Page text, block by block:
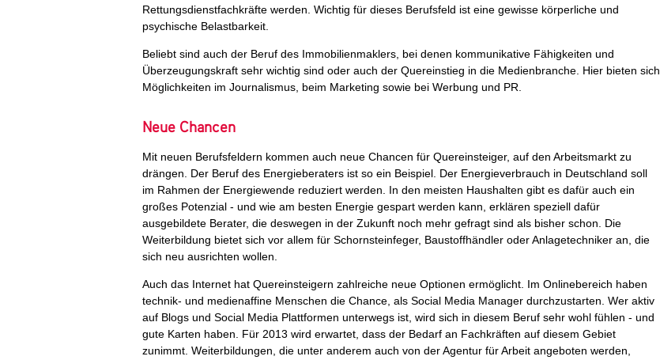
Rettungsdienstfachkräfte werden. Wichtig für dieses Berufsfeld ist eine gewisse körperliche und
psychische Belastbarkeit.
Beliebt sind auch der Beruf des Immobilienmaklers, bei denen kommunikative Fähigkeiten und
Überzeugungskraft sehr wichtig sind oder auch der Quereinstieg in die Medienbranche. Hier bieten sich
Möglichkeiten im Journalismus, beim Marketing sowie bei Werbung und PR.
Neue Chancen
Mit neuen Berufsfeldern kommen auch neue Chancen für Quereinsteiger, auf den Arbeitsmarkt zu
drängen. Der Beruf des Energieberaters ist so ein Beispiel. Der Energieverbrauch in Deutschland soll
im Rahmen der Energiewende reduziert werden. In den meisten Haushalten gibt es dafür auch ein
großes Potenzial - und wie am besten Energie gespart werden kann, erklären speziell dafür
ausgebildete Berater, die deswegen in der Zukunft noch mehr gefragt sind als bisher schon. Die
Weiterbildung bietet sich vor allem für Schornsteinfeger, Baustoffhändler oder Anlagetechniker an, die
sich neu ausrichten wollen.
Auch das Internet hat Quereinsteigern zahlreiche neue Optionen ermöglicht. Im Onlinebereich haben
technik- und medienaffine Menschen die Chance, als Social Media Manager durchzustarten. Wer aktiv
auf Blogs und Social Media Plattformen unterwegs ist, wird sich in diesem Beruf sehr wohl fühlen - und
gute Karten haben. Für 2013 wird erwartet, dass der Bedarf an Fachkräften auf diesem Gebiet
zunimmt. Weiterbildungen, die unter anderem auch von der Agentur für Arbeit angeboten werden,